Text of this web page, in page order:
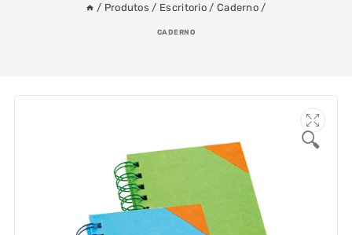
/ Produtos / Escritorio / Caderno /
CADERNO
🔍